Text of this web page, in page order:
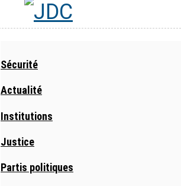
Sécurité
Actualité
Institutions
Justice
Partis politiques